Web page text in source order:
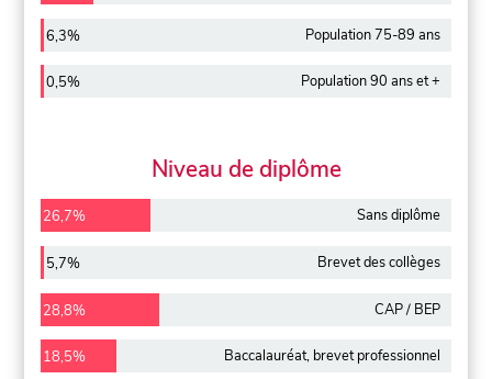
6,3% Population 75-89 ans
0,5% Population 90 ans et +
Niveau de diplôme
26,7% Sans diplôme
5,7% Brevet des collèges
28,8% CAP / BEP
18,5% Baccalauréat, brevet professionnel